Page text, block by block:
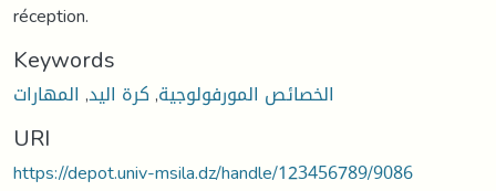
réception.
Keywords
الخصائص المورفولوجية,كرة اليد, المهارات
URI
https://depot.univ-msila.dz/handle/123456789/9086